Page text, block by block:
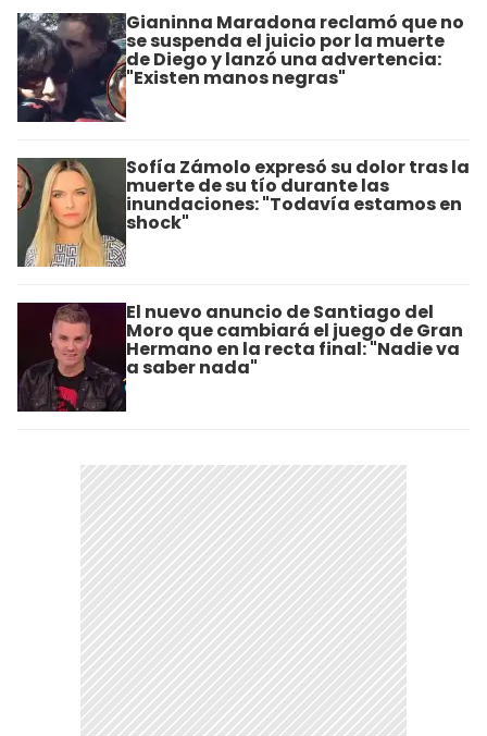
Gianinna Maradona reclamó que no
se suspenda el juicio por la muerte
de Diego y lanzó una advertencia:
"Existen manos negras"
Sofía Zámolo expresó su dolor tras la
muerte de su tío durante las
inundaciones: "Todavía estamos en
shock"
El nuevo anuncio de Santiago del
Moro que cambiará el juego de Gran
Hermano en la recta final: "Nadie va
a saber nada"